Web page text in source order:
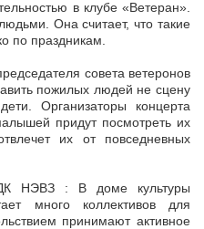
в клубе «Ветеран».
Она считает, что такие
по праздникам.
совета ветеронов
пожилых людей не сцену
Организаторы концерта
придут посмотреть их
их от повседневных
НЭВЗ : В доме культуры
много коллективов для
принимают активное